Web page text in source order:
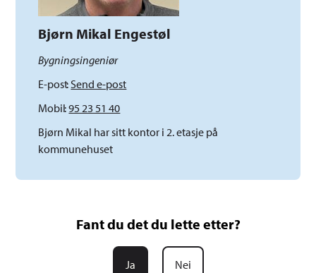
Bjørn Mikal Engestøl
Bygningsingeniør
E-postSend e-post
Mobil95 23 51 40
Bjørn Mikal har sitt kontor i 2. etasje på
kommunehuset
Fant du det du lette etter?
Ja Nei